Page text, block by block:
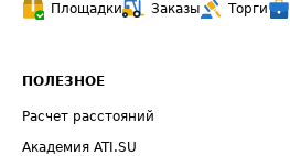
Площадки
Заказы Торги
ПОЛЕЗНОЕ
Расчет расстояний
Академия ATI.SU